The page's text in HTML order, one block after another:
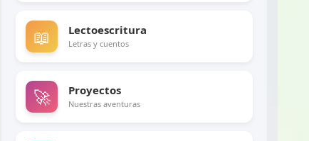
📖 Lectoescritura
Letras y cuentos
🚀 Proyectos
Nuestras aventuras